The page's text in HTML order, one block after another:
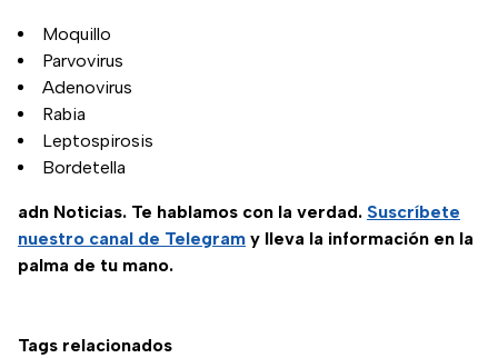
Moquillo
Parvovirus
Adenovirus
Rabia
Leptospirosis
Bordetella
adn Noticias. Te hablamos con la verdad. Suscríbete
nuestro canal de Telegram y lleva la información en la
palma de tu mano.
Tags relacionados